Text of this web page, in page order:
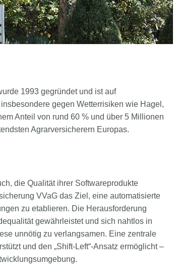
1993 gegründet und ist auf
gegen Wetterrisiken wie Hagel,
Anteil von rund 60 % und über 5 Millionen
Agrarversicherern Europas.
die Qualität ihrer Softwareprodukte
VVaG das Ziel, eine automatisierte
zu etablieren. Die Herausforderung
gewährleistet und sich nahtlos in
unnötig zu verlangsamen. Eine zentrale
und den „Shift-Left“-Ansatz ermöglicht –